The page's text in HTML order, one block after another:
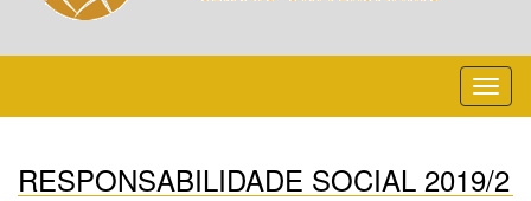
RESPONSABILIDADE SOCIAL 2019/2